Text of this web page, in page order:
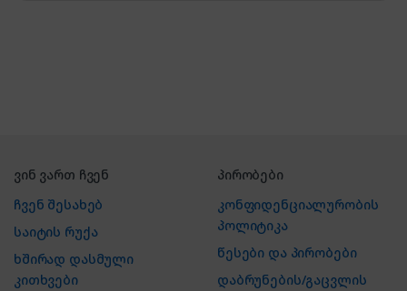
ვინ ვართ ჩვენ
ჩვენ შესახებ
საიტის რუქა
ხშირად დასმული
კითხვები
პირობები
კონფიდენციალურობის
პოლიტიკა
წესები და პირობები
დაბრუნების/გაცვლის